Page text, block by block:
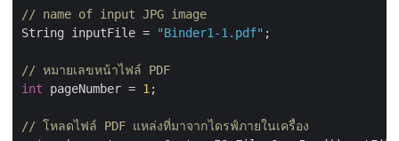
// name of input JPG image
String inputFile =
"Binder1-1.pdf" ;
// หมายเลขหน้าไฟล์ PDF
int pageNumber = 1 ;
// โหลดไฟล์ PDF แหล่งที่มาจากไดรฟ์ภายในเครื่อง